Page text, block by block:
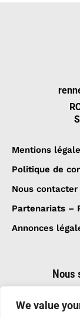
We value
Mentions
Politique de
Nous contacter
Partenariats –
Annonces
Nous